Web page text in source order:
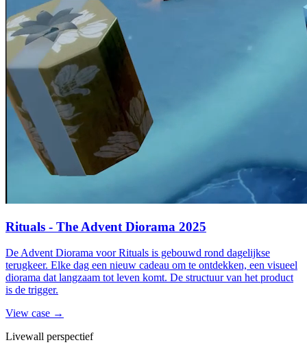
Rituals - The Advent Diorama 2025
De Advent Diorama voor Rituals is gebouwd rond dagelijkse
terugkeer. Elke dag een nieuw cadeau om te ontdekken, een visueel
diorama dat langzaam tot leven komt. De structuur van het product
is de trigger.
View case →
Livewall perspectief